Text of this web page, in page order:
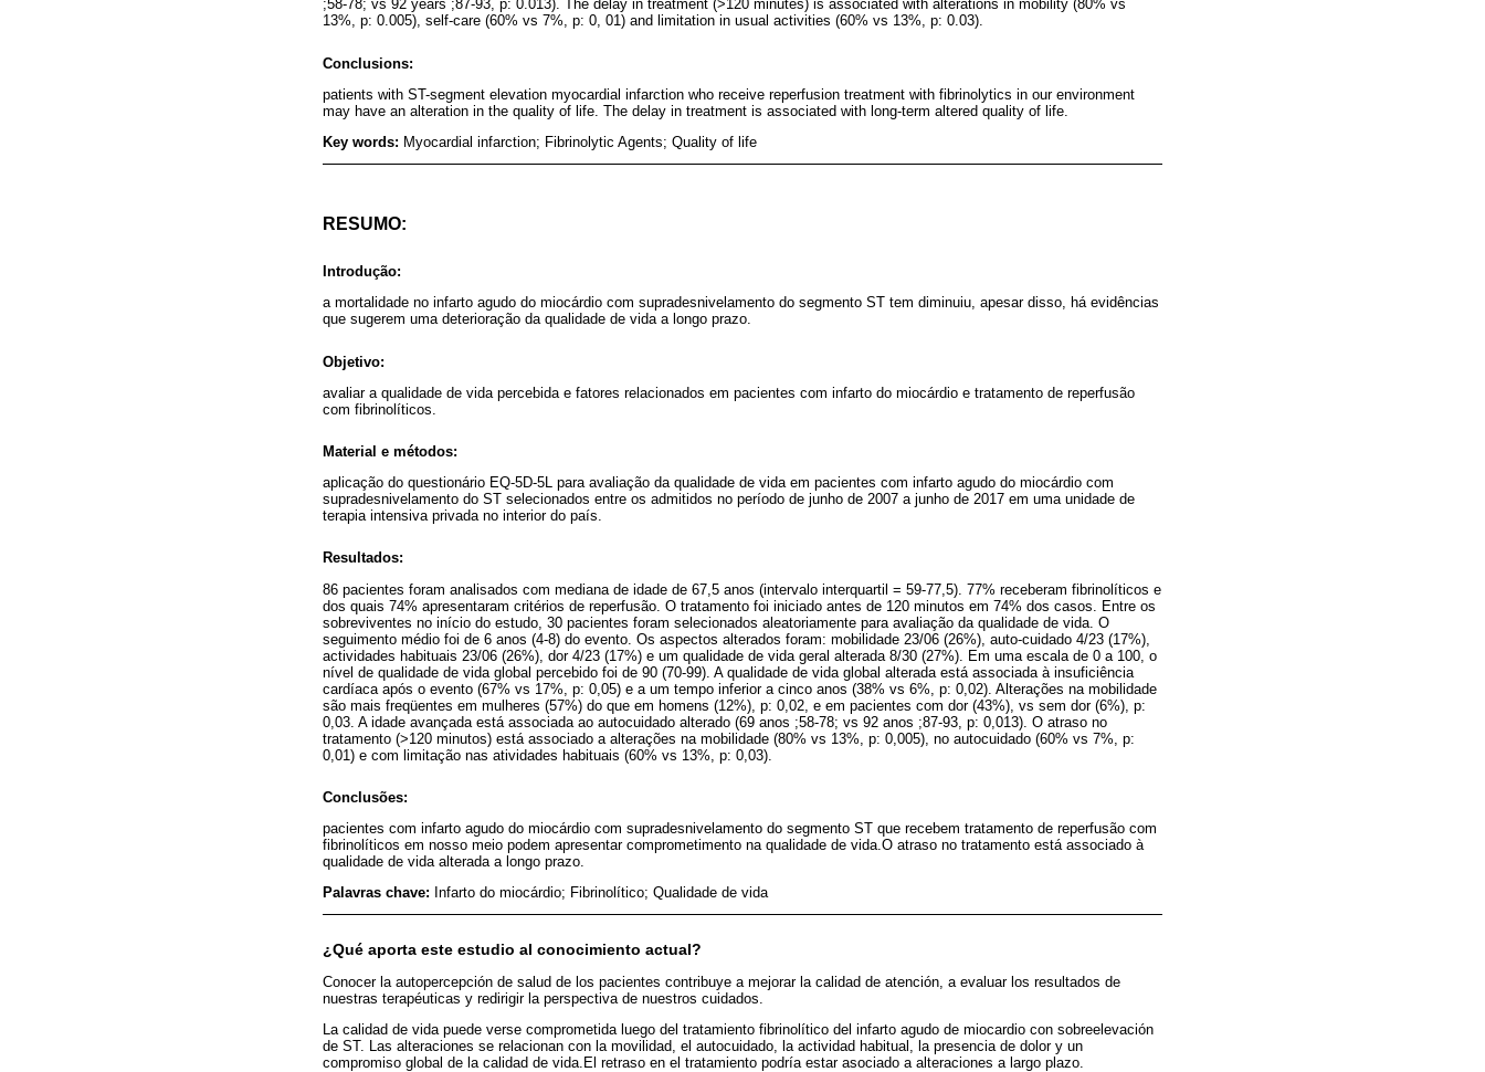
;58-78; vs 92 years ;87-93, p: 0.013). The delay in treatment (>120 minutes) is associated with alterations in mobility (80% vs
13%, p: 0.005), self-care (60% vs 7%, p: 0, 01) and limitation in usual activities (60% vs 13%, p: 0.03).
Conclusions:
patients with ST-segment elevation myocardial infarction who receive reperfusion treatment with fibrinolytics in our environment
may have an alteration in the quality of life. The delay in treatment is associated with long-term altered quality of life.
Key words: Myocardial infarction; Fibrinolytic Agents; Quality of life
RESUMO:
Introdução:
a mortalidade no infarto agudo do miocárdio com supradesnivelamento do segmento ST tem diminuiu, apesar disso, há evidências
que sugerem uma deterioração da qualidade de vida a longo prazo.
Objetivo:
avaliar a qualidade de vida percebida e fatores relacionados em pacientes com infarto do miocárdio e tratamento de reperfusão
com fibrinolíticos.
Material e métodos:
aplicação do questionário EQ-5D-5L para avaliação da qualidade de vida em pacientes com infarto agudo do miocárdio com
supradesnivelamento do ST selecionados entre os admitidos no período de junho de 2007 a junho de 2017 em uma unidade de
terapia intensiva privada no interior do país.
Resultados:
86 pacientes foram analisados com mediana de idade de 67,5 anos (intervalo interquartil = 59-77,5). 77% receberam fibrinolíticos e
dos quais 74% apresentaram critérios de reperfusão. O tratamento foi iniciado antes de 120 minutos em 74% dos casos. Entre os
sobreviventes no início do estudo, 30 pacientes foram selecionados aleatoriamente para avaliação da qualidade de vida. O
seguimento médio foi de 6 anos (4-8) do evento. Os aspectos alterados foram: mobilidade 23/06 (26%), auto-cuidado 4/23 (17%),
actividades habituais 23/06 (26%), dor 4/23 (17%) e um qualidade de vida geral alterada 8/30 (27%). Em uma escala de 0 a 100, o
nível de qualidade de vida global percebido foi de 90 (70-99). A qualidade de vida global alterada está associada à insuficiência
cardíaca após o evento (67% vs 17%, p: 0,05) e a um tempo inferior a cinco anos (38% vs 6%, p: 0,02). Alterações na mobilidade
são mais freqüentes em mulheres (57%) do que em homens (12%), p: 0,02, e em pacientes com dor (43%), vs sem dor (6%), p:
0,03. A idade avançada está associada ao autocuidado alterado (69 anos ;58-78; vs 92 anos ;87-93, p: 0,013). O atraso no
tratamento (>120 minutos) está associado a alterações na mobilidade (80% vs 13%, p: 0,005), no autocuidado (60% vs 7%, p:
0,01) e com limitação nas atividades habituais (60% vs 13%, p: 0,03).
Conclusões:
pacientes com infarto agudo do miocárdio com supradesnivelamento do segmento ST que recebem tratamento de reperfusão com
fibrinolíticos em nosso meio podem apresentar comprometimento na qualidade de vida.O atraso no tratamento está associado à
qualidade de vida alterada a longo prazo.
Palavras chave: Infarto do miocárdio; Fibrinolítico; Qualidade de vida
¿Qué aporta este estudio al conocimiento actual?
Conocer la autopercepción de salud de los pacientes contribuye a mejorar la calidad de atención, a evaluar los resultados de
nuestras terapéuticas y redirigir la perspectiva de nuestros cuidados.
La calidad de vida puede verse comprometida luego del tratamiento fibrinolítico del infarto agudo de miocardio con sobreelevación
de ST. Las alteraciones se relacionan con la movilidad, el autocuidado, la actividad habitual, la presencia de dolor y un
compromiso global de la calidad de vida.El retraso en el tratamiento podría estar asociado a alteraciones a largo plazo.